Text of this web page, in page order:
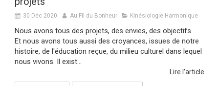
30 Déc 2020 Au Fil du Bonheur Kinésiologie Harmonique
Nous avons tous des projets, des envies, des objectifs.
Et nous avons tous aussi des croyances, issues de notre
histoire, de l'éducation reçue, du milieu culturel dans lequel
nous vivons. Il exist...
Lire l'article